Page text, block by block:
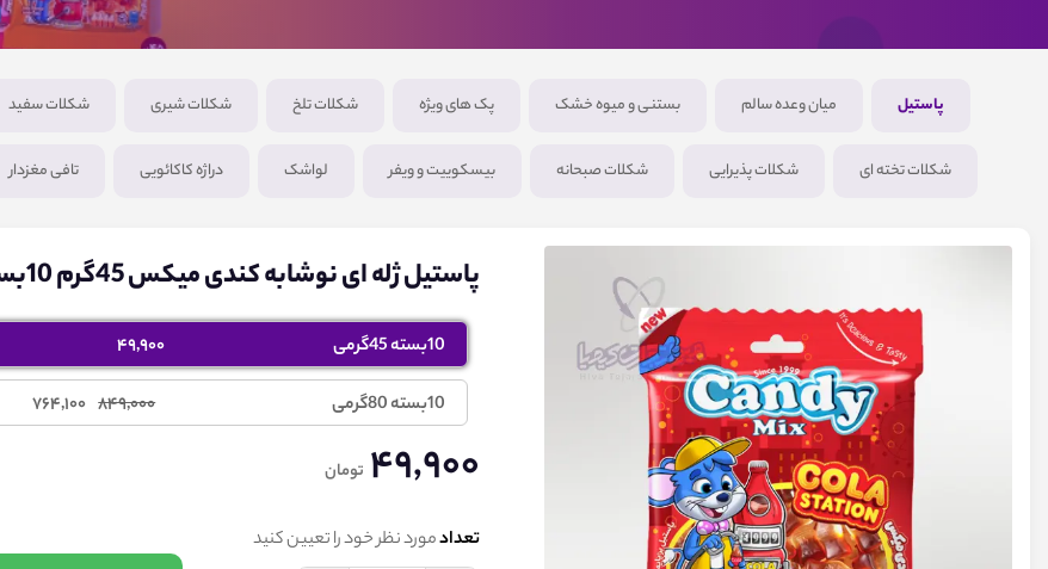
پاستیل میان وعده سالم بستنی و میوه خشک پک های ویژه شکلات تلخ شکلات شیری شکلات سفید
شکلات تخته ای شکلات پذیرایی شکلات صبحانه بیسکوییت و ویفر لواشک دراژه کاکائویی تافی مغزدار
پاستیل ژله ای نوشابه کندی میکس 45گرم 10بسته ای
10بسته 45گرمی 49,900
10بسته 80گرمی 849,000
764,100
49,900 تومان
تعدادمورد نظر خود را تعیین کنید